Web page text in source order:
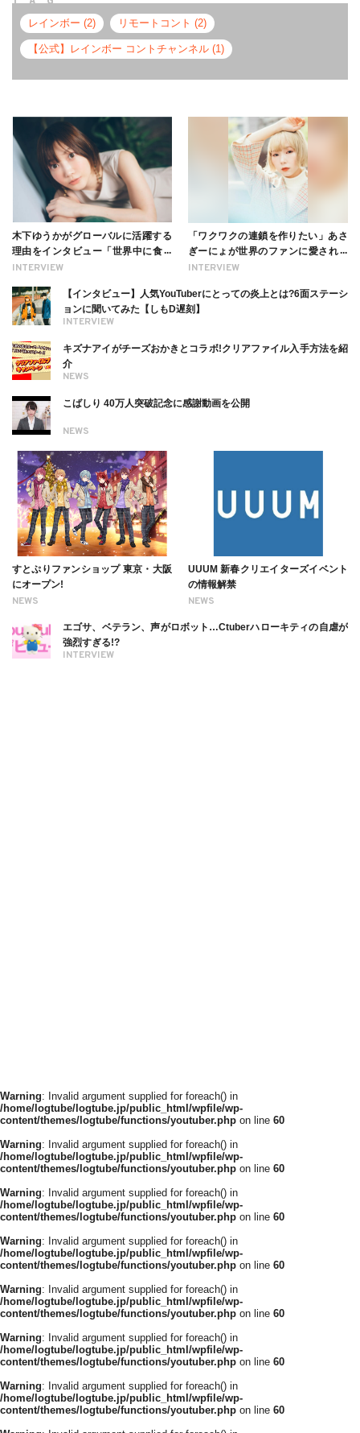
レインボー (2) リモートコント (2)
【公式】レインボー コントチャンネル (1)
INTERVIEW
木下ゆうかがグローバルに活躍する
理由をインタビュー「世界中に食べ
る幸せを伝えたい」新事務所加入に
INTERVIEW
「ワクワクの連鎖を作りたい」あさ
ぎーにょが世界のファンに愛される
理由【インタビュー】
INTERVIEW
【インタビュー】人気YouTuberにとっての炎上とは?6面ステーシ
ョンに聞いてみた【しもD遅刻】
NEWS
キズナアイがチーズおかきとコラボ!クリアファイル入手方法を紹
介
NEWS
こばしり 40万人突破記念に感謝動画を公開
NEWS
すとぷりファンショップ 東京・大阪
にオープン!
NEWS
UUUM 新春クリエイターズイベント
の情報解禁
INTERVIEW
エゴサ、ベテラン、声がロボット…Ctuberハローキティの自虐が
強烈すぎる!?
Warning: Invalid argument supplied for foreach() in
/home/logtube/logtube.jp/public_html/wpfile/wp-
content/themes/logtube/functions/youtuber.php on line 60
Warning: Invalid argument supplied for foreach() in
/home/logtube/logtube.jp/public_html/wpfile/wp-
content/themes/logtube/functions/youtuber.php on line 60
Warning: Invalid argument supplied for foreach() in
/home/logtube/logtube.jp/public_html/wpfile/wp-
content/themes/logtube/functions/youtuber.php on line 60
Warning: Invalid argument supplied for foreach() in
/home/logtube/logtube.jp/public_html/wpfile/wp-
content/themes/logtube/functions/youtuber.php on line 60
Warning: Invalid argument supplied for foreach() in
/home/logtube/logtube.jp/public_html/wpfile/wp-
content/themes/logtube/functions/youtuber.php on line 60
Warning: Invalid argument supplied for foreach() in
/home/logtube/logtube.jp/public_html/wpfile/wp-
content/themes/logtube/functions/youtuber.php on line 60
Warning: Invalid argument supplied for foreach() in
/home/logtube/logtube.jp/public_html/wpfile/wp-
content/themes/logtube/functions/youtuber.php on line 60